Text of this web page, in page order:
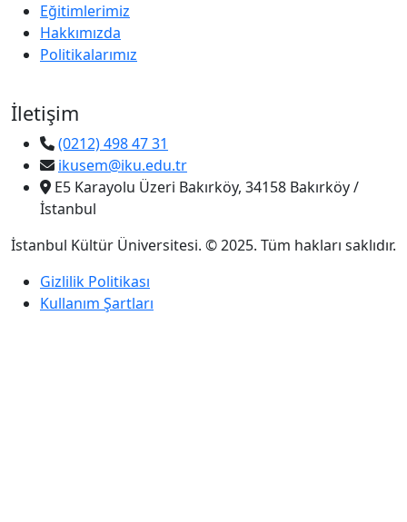
Eğitimlerimiz
Hakkımızda
Politikalarımız
İletişim
(0212) 498 47 31
ikusem@iku.edu.tr
E5 Karayolu Üzeri Bakırköy, 34158 Bakırköy /
İstanbul
İstanbul Kültür Üniversitesi. © 2025. Tüm hakları saklıdır.
Gizlilik Politikası
Kullanım Şartları